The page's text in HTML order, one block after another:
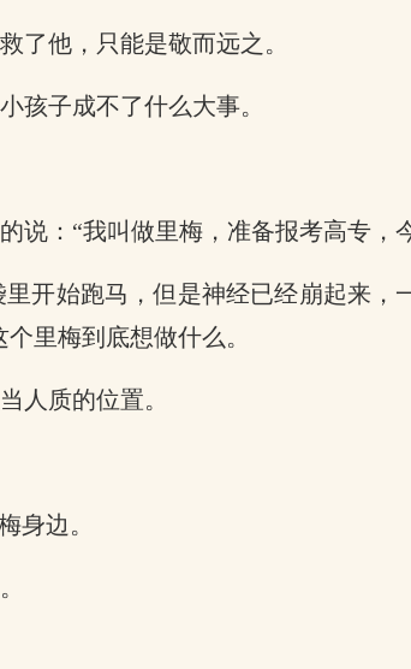
了他，只能是敬而远之。
孩子成不了什么大事。
说：“我叫做里梅，准备报考高专，
开始跑马，但是神经已经崩起来，
里梅到底想做什么。
人质的位置。
身边。